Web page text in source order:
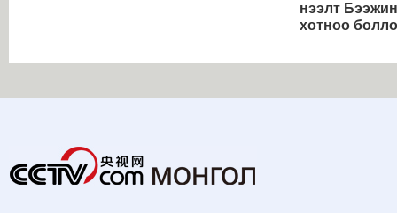
нээлт Бээжин
хотноо